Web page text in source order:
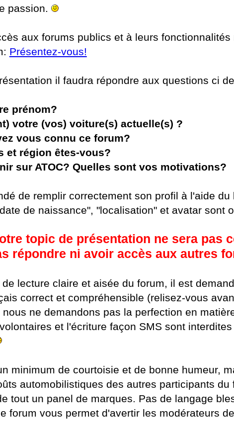
passion.
aux forums publics et à leurs
Présentez-vous!
il faudra répondre aux questions ci
prénom?
votre (vos) voiture(s) actuelle(s) ?
vous connu ce forum?
et région êtes-vous?
sur ATOC? Quelles sont vos motivations?
de remplir correctement son profil à l'aide du
de naissance", "localisation" et avatar sont
topic de présentation ne sera pas
répondre ni avoir accès aux autres
lecture claire et aisée du forum, il est
correct et compréhensible (relisez-vous
ne demandons pas la perfection en
et l'écriture façon SMS sont
minimum de courtoisie et de bonne humeur,
automobilistiques des autres participants
tout un panel de marques. Pas de langage
forum vous permet d'avertir les modérateurs